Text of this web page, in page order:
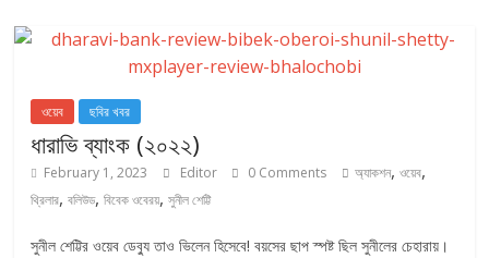
ওয়েব ছবির খবর
ধারাভি ব্যাংক (২০২২)
February 1, 2023 Editor 0 Comments অ্যাকশন,ওয়েব,
থ্রিলার,বলিউড,বিবেক ওবেরয়,সুনীল শেট্টি
সুনীল শেট্টির ওয়েব ডেব্যু তাও ভিলেন হিসেবে! বয়সের ছাপ স্পষ্ট ছিল সুনীলের চেহারায়।